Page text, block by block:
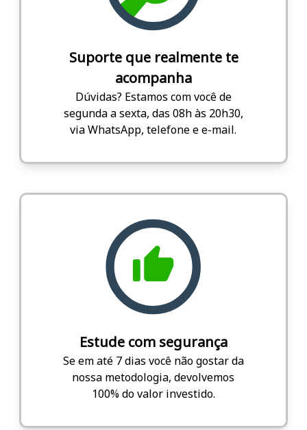
Suporte que realmente te
acompanha
Dúvidas? Estamos com você de
segunda a sexta, das 08h às 20h30,
via WhatsApp, telefone e e-mail.
Estude com segurança
Se em até 7 dias você não gostar da
nossa metodologia, devolvemos
100% do valor investido.